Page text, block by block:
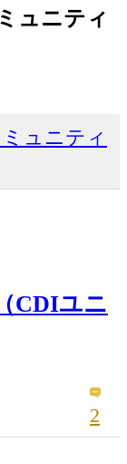
ュニティ
ュニティ
CDIユニ
2